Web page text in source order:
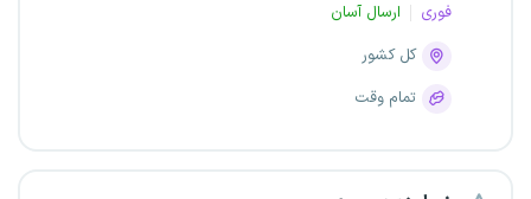
فوری
ارسال آسان
کل کشور
تمام وقت